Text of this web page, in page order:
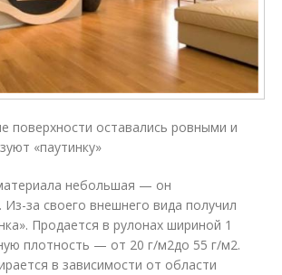
поверхности оставались ровными и
«паутинку»
небольшая — он
Из-за своего внешнего вида получил
Продается в рулонах шириной 1
плотность — от 20 г/м2до 55 г/м2.
в зависимости от области